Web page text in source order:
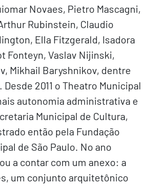
Novaes, Pietro Mascagni,
Rubinstein, Claudio
Ella Fitzgerald, Isadora
Fonteyn, Vaslav Nijinski,
Mikhail Baryshnikov, dentre
2011 o Theatro Municipal
autonomia administrativa e
Municipal de Cultura,
então pela Fundação
de São Paulo. No ano
a contar com um anexo: a
um conjunto arquitetônico